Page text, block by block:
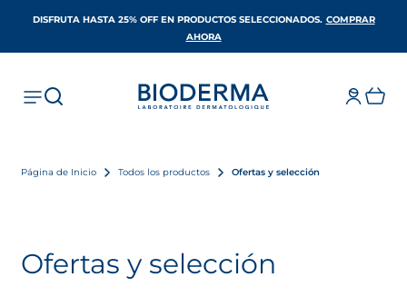
DISFRUTA HASTA 25% OFF EN PRODUCTOS SELECCIONADOS​. COMPRAR
AHORA
Página de Inicio Todos los productos Ofertas y selección
Ofertas y selección